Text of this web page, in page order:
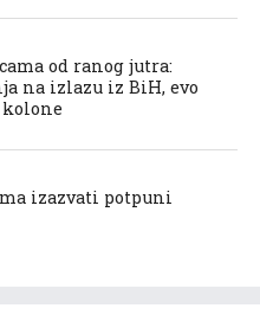
od ranog jutra:
na izlazu iz BiH, evo
kolone
izazvati potpuni